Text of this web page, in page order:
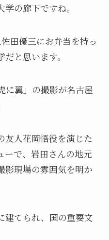
の廊下ですね。
田優三にお弁当を持っ
と思います。
に翼」の撮影が名古屋
友人花岡悟役を演じた
ーで、岩田さんの地元
影現場の雰囲気を明か
建てられ、国の重要文